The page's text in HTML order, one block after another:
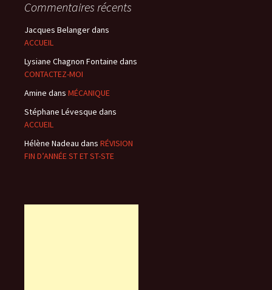
Commentaires récents
Jacques Belangerdans
ACCUEIL
Lysiane Chagnon Fontaine dans
CONTACTEZ-MOI
Amine dans MÉCANIQUE
Stéphane Lévesque dans
ACCUEIL
Hélène Nadeau dans RÉVISION
FIN D’ANNÉE ST ET ST-STE